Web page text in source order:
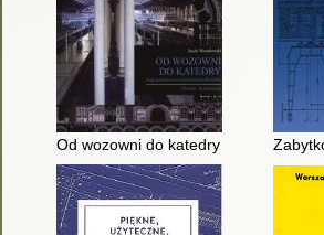
Od wozowni do katedry : hala